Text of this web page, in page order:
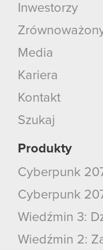
używanie plików
Inwestorzy
Media
Kariera
Kontakt
Szukaj
Produkty
Cyberpunk
Cyberpunk
Wiedźmin 3:
Wiedźmin 2: